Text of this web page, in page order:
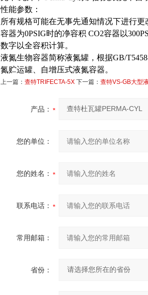
性能参数：
所有规格可能在无事先通知情况下进行更
容器为0PSIG时的净容积 CO2容器以
数字以全容积计算。
液氮生物容器简称液氮罐，根据GB/
氮贮运罐、自增压式液氮容器。
上一篇： 查特TRIFECTA-5X 下一篇： 查特VS-GB大型
产品：
您的单位：
您的姓名：
联系电话：
常用邮箱：
省份：